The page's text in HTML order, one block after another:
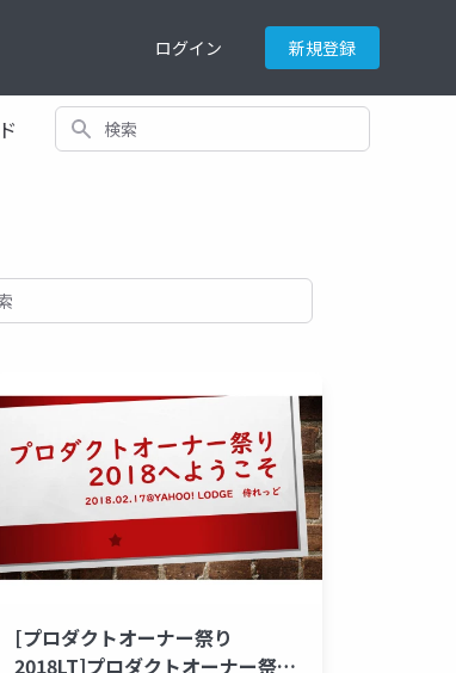
ログイン 新規登録
検索
[プロダクトオーナー祭り
2018LT]プロダクトオーナー祭り